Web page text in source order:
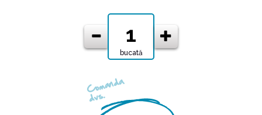
bucată
Comanda
dvs.